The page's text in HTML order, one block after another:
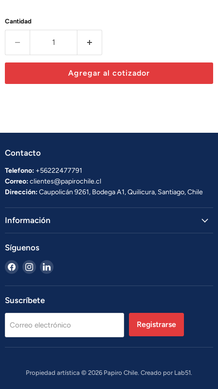
Cantidad
Agregar al cotizador
Contacto
Telefono: +56222477791
Correo:clientes@papirochile.cl
Dirección:Caupolicán 9261, Bodega A1, Quilicura, Santiago, Chile
Información
Síguenos
Encuéntrenos
en
Facebook
Encuéntrenos
en
Instagram
Encuéntrenos
LinkedIn
Suscríbete
Correo electrónico Registrarse
Propiedad artística © 2026 Papiro Chile. Creado por Lab51.